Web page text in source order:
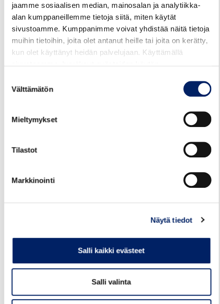
jaamme sosiaalisen median, mainosalan ja analytiikka-
alan kumppaneillemme tietoja siitä, miten käytät
sivustoamme. Kumppanimme voivat yhdistää näitä tietoja
muihin tietoihin, joita olet antanut heille tai joita on kerätty,
kun olet käyttänyt heidän palvelujaan. Käyttämällä
valinta
Välttämätön
Mieltymykset
Tilastot
Markkinointi
Näytä tiedot
Salli kaikki evästeet
Salli valinta
Tunnistautuminen voidaan aloittaa myös
mobiilisovelluksesta, josta asiakas ohjataan Waltti-
kauppaan tunnistautumista varten.
Tunnistautumisen jälkeen asiakas voi ostaa
ikäehto täyttyy.
väärässä ajassa, sovellus on suljettu tai puhelimella ei ole
verkkoyhteyttä, ajan tasalla olevaa lippua ei voida
Mobiililipulla voi matkustaa rajattomasti lipussa näkyvän
voimassaoloajan sillä vyöhykevälillä, jolle lippu on
hankittu. Kun lipun voimassaolo päättyy, matkan saa